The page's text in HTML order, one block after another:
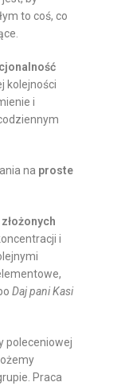
to coś, co
kolejności
i
na proste
złożonych
i
Daj pani Kasi
poleceniowej
Praca